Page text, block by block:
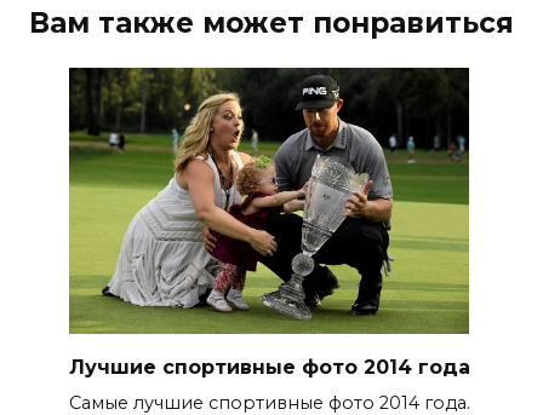
Вам также может понравиться
Лучшие спортивные фото 2014 года
Самые лучшие спортивные фото 2014 года.